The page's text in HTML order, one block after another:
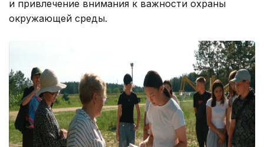
и привлечение внимания к важности охраны
окружающей среды.